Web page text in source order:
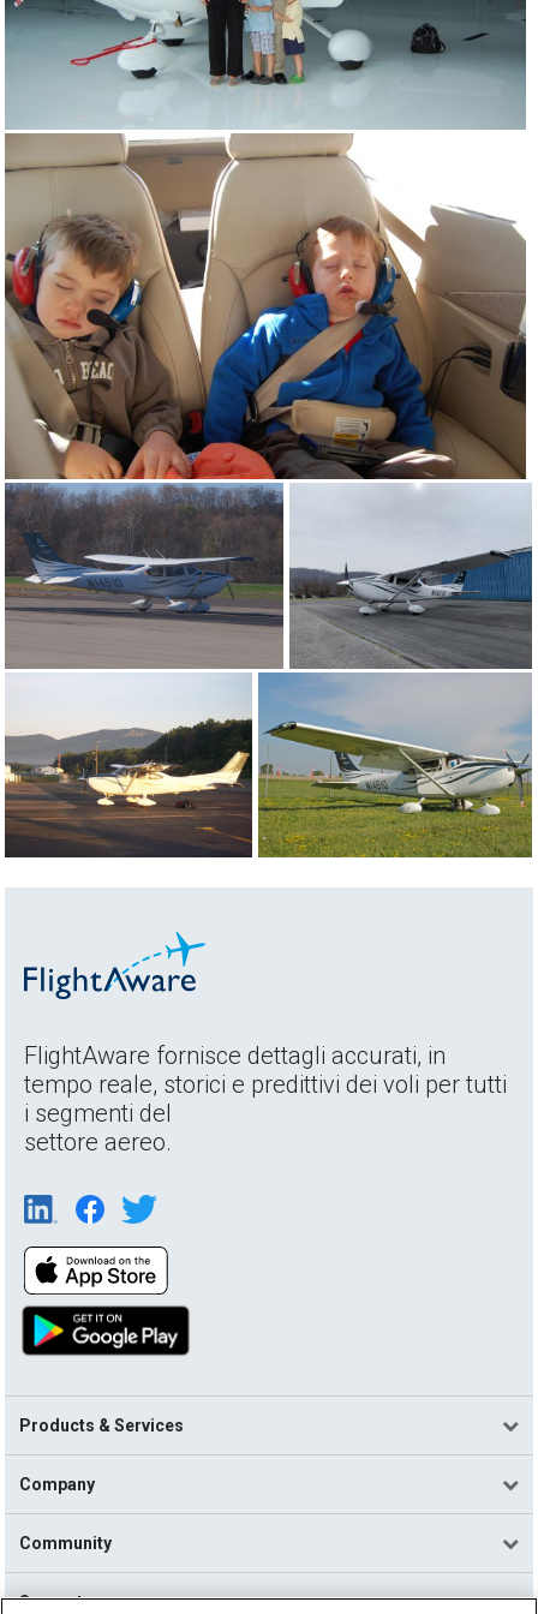
FlightAware fornisce dettagli accurati, in
tempo reale, storici e predittivi dei voli per tutti
i segmenti del
settore aereo.
Products & Services
Company
Community
Support